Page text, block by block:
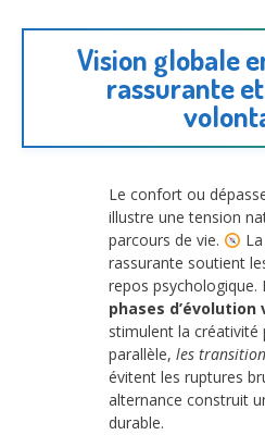
Vision globale
rassurante
Le confort ou
illustre une tension
parcours de vie.
rassurante soutient
repos psychologique.
phases d’évolution
stimulent la créativité
parallèle, les
évitent les ruptures
alternance construit
durable.